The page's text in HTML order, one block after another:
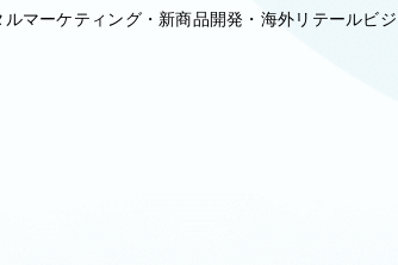
マーケティング・新商品開発・海外リテールビジ